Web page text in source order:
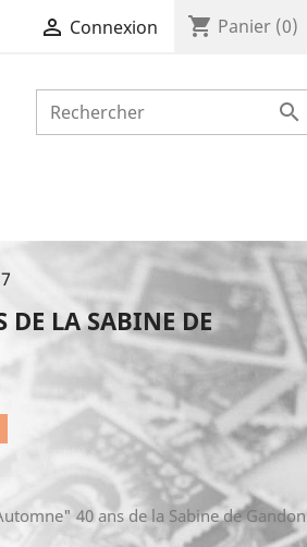
 Connexion shopping_cart Panier (0)

DE LA SABINE DE
40 ans de la Sabine de Gandon